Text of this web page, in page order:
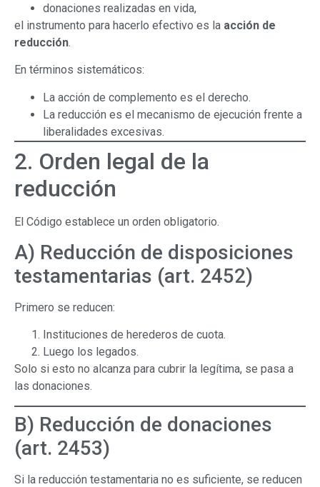
donaciones realizadas en vida,
el instrumento para hacerlo efectivo es la acción de
reducción.
En términos sistemáticos:
La acción de complemento es el derecho.
La reducción es el mecanismo de ejecución frente a
liberalidades excesivas.
2. Orden legal de la
reducción
El Código establece un orden obligatorio.
A) Reducción de disposiciones
testamentarias (art. 2452)
Primero se reducen:
Instituciones de herederos de cuota.
Luego los legados.
Solo si esto no alcanza para cubrir la legítima, se pasa a
las donaciones.
B) Reducción de donaciones
(art. 2453)
Si la reducción testamentaria no es suficiente, se reducen